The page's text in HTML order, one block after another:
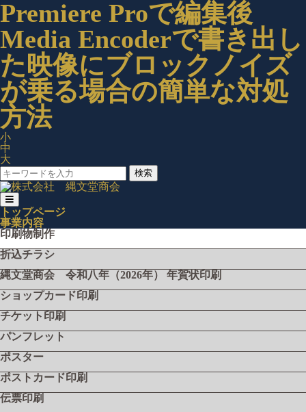
Premiere Proで編集後
Media Encoderで書き出し
た映像にブロックノイズ
が乗る場合の簡単な対処
方法
小
中
大
検索
トップページ
事業内容
印刷物制作
折込チラシ
縄文堂商会 令和八年（2026年） 年賀状印刷
ショップカード印刷
チケット印刷
パンフレット
ポスター
ポストカード印刷
伝票印刷